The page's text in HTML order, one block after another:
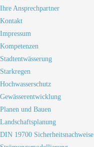
Ihre Ansprechpartner
Kontakt
Impressum
Kompetenzen
Stadtentwässerung
Starkregen
Hochwasserschutz
Gewässerentwicklung
Planen und Bauen
Landschaftsplanung
DIN 19700 Sicherheitsnachweise